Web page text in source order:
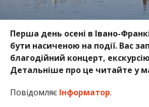
Перша день осені в Івано-
бути насиченою на події. Вас
благодійний концерт,
Детальніше про це читайте у
Повідомляє Інформатор.